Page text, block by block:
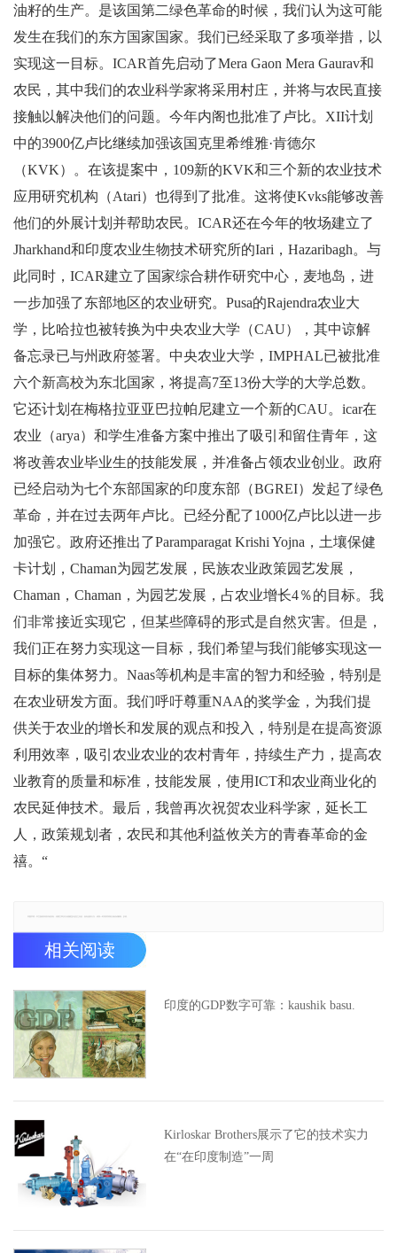
油籽的生产。是该国第二绿色革命的时候，我们认为这可能
发生在我们的东方国家国家。我们已经采取了多项举措，以
实现这一目标。ICAR首先启动了Mera Gaon Mera Gaurav和
农民，其中我们的农业科学家将采用村庄，并将与农民直接
接触以解决他们的问题。今年内阁也批准了卢比。XII计划
中的3900亿卢比继续加强该国克里希维雅·肯德尔
（KVK）。在该提案中，109新的KVK和三个新的农业技术
应用研究机构（Atari）也得到了批准。这将使Kvks能够改善
他们的外展计划并帮助农民。ICAR还在今年的牧场建立了
Jharkhand和印度农业生物技术研究所的Iari，Hazaribagh。与
此同时，ICAR建立了国家综合耕作研究中心，麦地岛，进
一步加强了东部地区的农业研究。Pusa的Rajendra农业大
学，比哈拉也被转换为中央农业大学（CAU），其中谅解
备忘录已与州政府签署。中央农业大学，IMPHAL已被批准
六个新高校为东北国家，将提高7至13份大学的大学总数。
它还计划在梅格拉亚亚巴拉帕尼建立一个新的CAU。icar在
农业（arya）和学生准备方案中推出了吸引和留住青年，这
将改善农业毕业生的技能发展，并准备占领农业创业。政府
已经启动为七个东部国家的印度东部（BGREI）发起了绿色
革命，并在过去两年卢比。已经分配了1000亿卢比以进一步
加强它。政府还推出了Paramparagat Krishi Yojna，土壤保健
卡计划，Chaman为园艺发展，民族农业政策园艺发展，
Chaman，Chaman，为园艺发展，占农业增长4％的目标。我
们非常接近实现它，但某些障碍的形式是自然灾害。但是，
我们正在努力实现这一目标，我们希望与我们能够实现这一
目标的集体努力。Naas等机构是丰富的智力和经验，特别是
在农业研发方面。我们呼吁尊重NAA的奖学金，为我们提
供关于农业的增长和发展的观点和投入，特别是在提高资源
利用效率，吸引农业农业的农村青年，持续生产力，提高农
业教育的质量和标准，技能发展，使用ICT和农业商业化的
农民延伸技术。最后，我曾再次祝贺农业科学家，延长工
人，政策规划者，农民和其他利益攸关方的青春革命的金
禧。“
相关阅读
印度的GDP数字可靠：kaushik basu.
Kirloskar Brothers展示了它的技术实力
在“在印度制造”一周